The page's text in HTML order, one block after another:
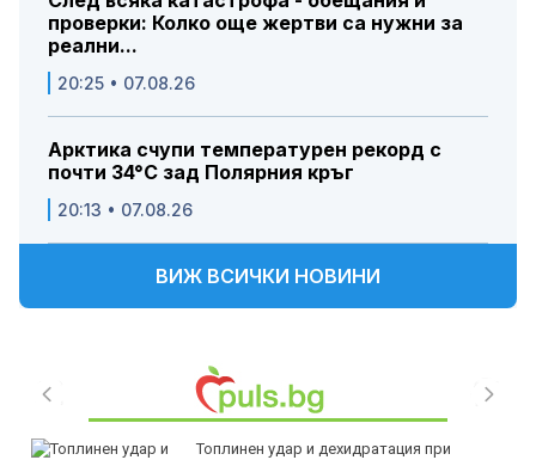
проверки: Колко още жертви са нужни за
реални...
20:25 • 07.08.26
Арктика счупи температурен рекорд с
почти 34°C зад Полярния кръг
20:13 • 07.08.26
ВИЖ ВСИЧКИ НОВИНИ
Топлинен удар и дехидратация при